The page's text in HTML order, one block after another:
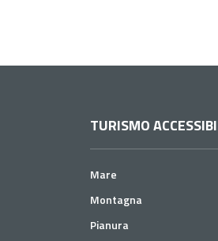
TURISMO
Mare
Montagna
Pianura